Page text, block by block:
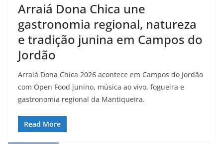
Arraiá Dona Chica une
gastronomia regional, natureza
e tradição junina em Campos do
Jordão
Arraiá Dona Chica 2026 acontece em Campos do Jordão
com Open Food junino, música ao vivo, fogueira e
gastronomia regional da Mantiqueira.
Read More